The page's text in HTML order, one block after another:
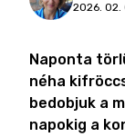
2026. 02.
Naponta
néha
bedobjuk a
napokig a